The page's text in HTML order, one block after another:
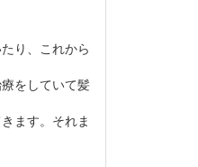
り、これから
をしていて髪
ます。それま